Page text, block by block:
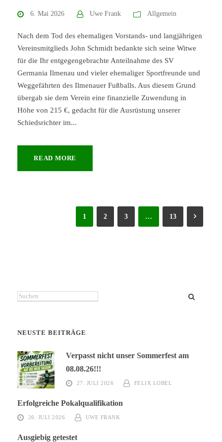
6. Mai 2026 Uwe Frank Allgemein
Nach dem Tod des ehemaligen Vorstands- und langjährigen
Vereinsmitglieds John Schmidt bedankte sich seine Witwe
für die Ihr entgegengebrachte Anteilnahme des SV
Germania Ilmenau und vieler ehemaliger Sportfreunde und
Weggefährten des Ilmenauer Fußballs. Aus diesem Grund
übergab sie dem Verein eine finanzielle Zuwendung in
Höhe von 215 €, gedacht für die Ausrüstung unserer
Schiedsrichter im...
READ MORE
1 2 3 … 13
Suchen
NEUSTE BEITRÄGE
Verpasst nicht unser Sommerfest am
08.08.26!!!
27. JULI 2026 FELIX LOBEL
Erfolgreiche Pokalqualifikation
26. JULI 2026 UWE FRANK
Ausgiebig getestet